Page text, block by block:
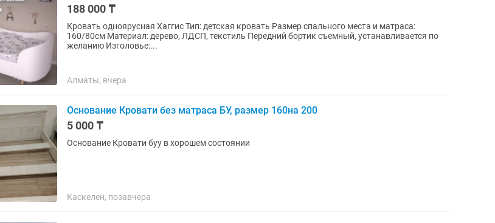
188 000 ₸
Кровать одноярусная Хаггис Тип: детская кровать Размер спального места и матраса:
160/80см Материал: дерево, ЛДСП, текстиль Передний бортик съемный, устанавливается по
желанию Изголовье:...
Алматы, вчера
Основание Кровати без матраса БУ, размер 160на 200
5 000 ₸
Основание Кровати буу в хорошем состоянии
Каскелен, позавчера